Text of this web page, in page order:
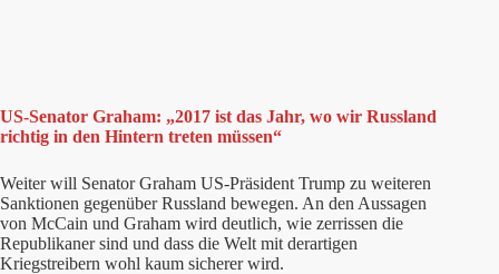
US-Senator Graham: „2017 ist das Jahr, wo wir Russland
richtig in den Hintern treten müssen“
Weiter will Senator Graham US-Präsident Trump zu weiteren
Sanktionen gegenüber Russland bewegen. An den Aussagen
von McCain und Graham wird deutlich, wie zerrissen die
Republikaner sind und dass die Welt mit derartigen
Kriegstreibern wohl kaum sicherer wird.